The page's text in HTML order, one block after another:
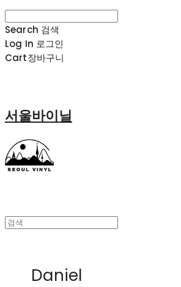
Search 검색
Log In 로그인
Cart장바구니
서울바이닐
Daniel